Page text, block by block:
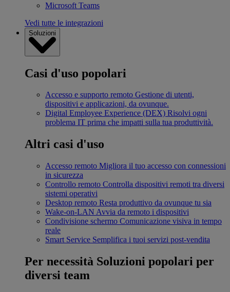
Microsoft Teams
Vedi tutte le integrazioni
Soluzioni
Casi d'uso popolari
Accesso e supporto remoto Gestione di utenti,
dispositivi e applicazioni, da ovunque.
Digital Employee Experience (DEX) Risolvi ogni
problema IT prima che impatti sulla tua produttività.
Altri casi d'uso
Accesso remoto Migliora il tuo accesso con connessioni
in sicurezza
Controllo remoto Controlla dispositivi remoti tra diversi
sistemi operativi
Desktop remoto Resta produttivo da ovunque tu sia
Wake-on-LAN Avvia da remoto i dispositivi
Condivisione schermo Comunicazione visiva in tempo
reale
Smart Service Semplifica i tuoi servizi post-vendita
Per necessità Soluzioni popolari per
diversi team